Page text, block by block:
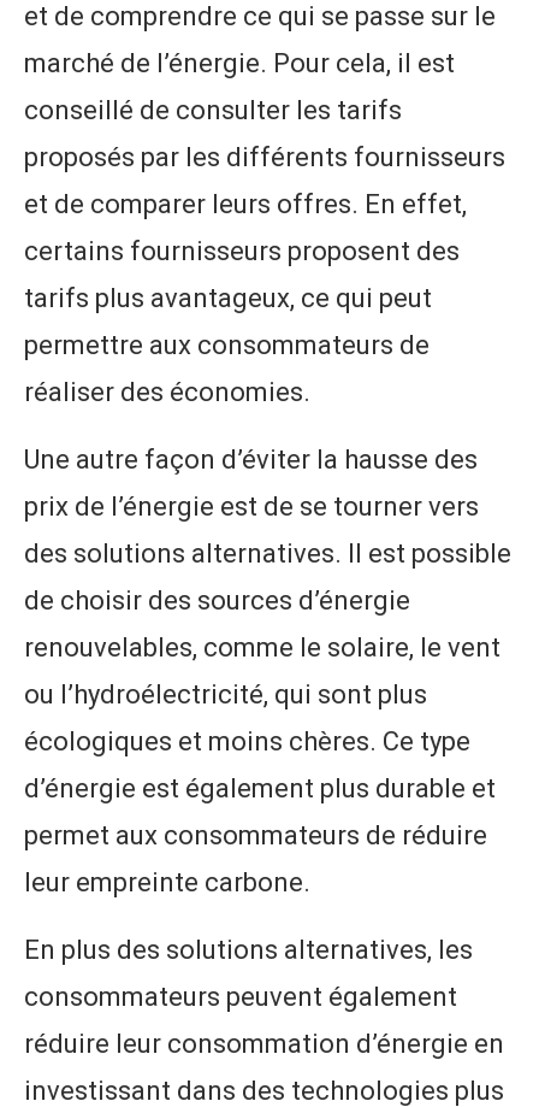
et de comprendre ce qui se passe sur le
marché de l’énergie. Pour cela, il est
conseillé de consulter les tarifs
proposés par les différents fournisseurs
et de comparer leurs offres. En effet,
certains fournisseurs proposent des
tarifs plus avantageux, ce qui peut
permettre aux consommateurs de
réaliser des économies.
Une autre façon d’éviter la hausse des
prix de l’énergie est de se tourner vers
des solutions alternatives. Il est possible
de choisir des sources d’énergie
renouvelables, comme le solaire, le vent
ou l’hydroélectricité, qui sont plus
écologiques et moins chères. Ce type
d’énergie est également plus durable et
permet aux consommateurs de réduire
leur empreinte carbone.
En plus des solutions alternatives, les
consommateurs peuvent également
réduire leur consommation d’énergie en
investissant dans des technologies plus